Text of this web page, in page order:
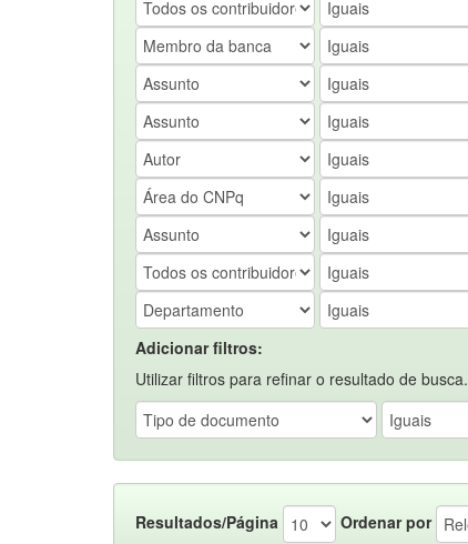
Adicionar filtros:
Utilizar filtros para refinar o resultado de busca.
Resultados/Página Ordenar por